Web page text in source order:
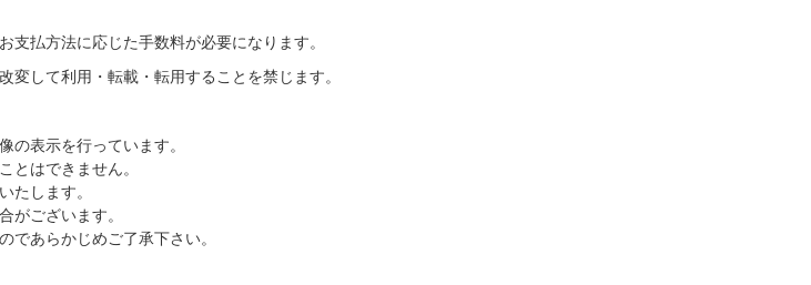
払方法に応じた手数料が必要になります。
して利用・転載・転用することを禁じます。
表示を行っています。
とはできません。
たします。
がございます。
であらかじめご了承下さい。